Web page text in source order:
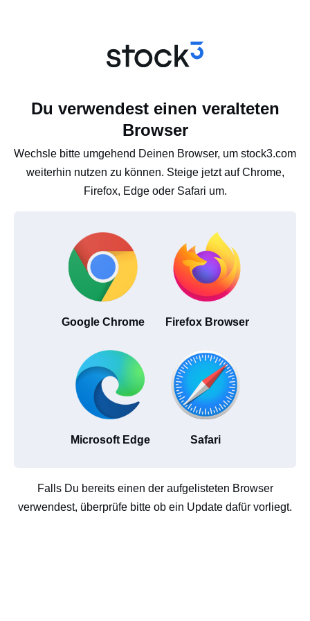
Du verwendest einen veralteten
Browser
Wechsle bitte umgehend Deinen Browser, um stock3.com
weiterhin nutzen zu können. Steige jetzt auf Chrome,
Firefox, Edge oder Safari um.
Google Chrome Firefox Browser
Microsoft Edge Safari
Falls Du bereits einen der aufgelisteten Browser
verwendest, überprüfe bitte ob ein Update dafür vorliegt.